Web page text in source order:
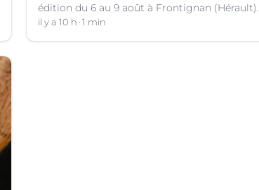
édition du 6 au 9 août à Frontignan (Hérault).
il y a 10 h 1 min